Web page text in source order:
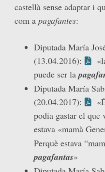
castellà sense adaptar i
com a pagafantes:
Diputada María
(13.04.2016):
puede ser la
Diputada María
(20.04.2017):
podia gastar el
estava «mamà
Perquè estava
pagafantas»